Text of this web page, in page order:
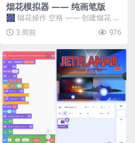
烟花模拟器 —— 纯画笔版
🎆 烟花操作 空格 —— 创建烟花 1
~ 3 —— 切换烟花类型 普通烟花
嘶...3 周前 976